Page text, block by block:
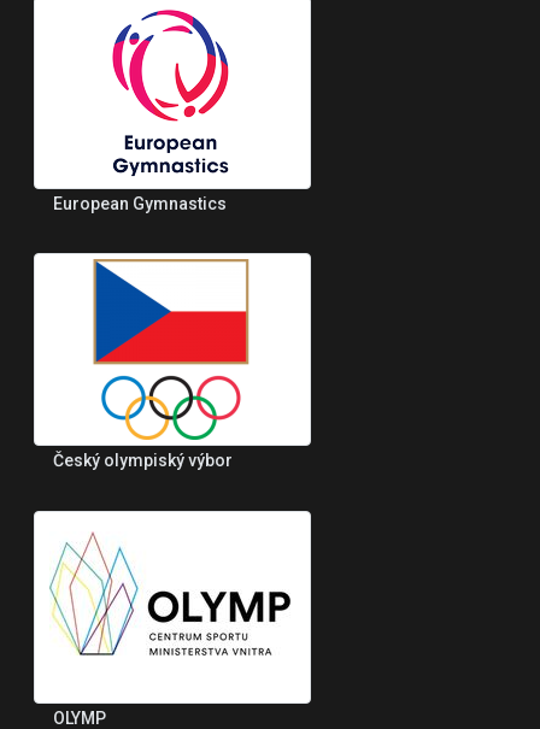
European Gymnastics
Český olympiský výbor
OLYMP